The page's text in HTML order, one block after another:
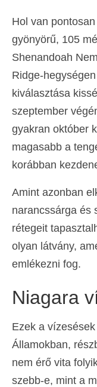
Hol van
gyönyörű, 105
Shenandoah
Ridge-
kiválasztása
szeptember
gyakran október
magasabb a
korábban
Amint azonban
narancssárga és
rétegeit
olyan látvány,
emlékezni fog.
Niagara
Ezek a
Államokban,
nem érő vita
szebb-e, mint a